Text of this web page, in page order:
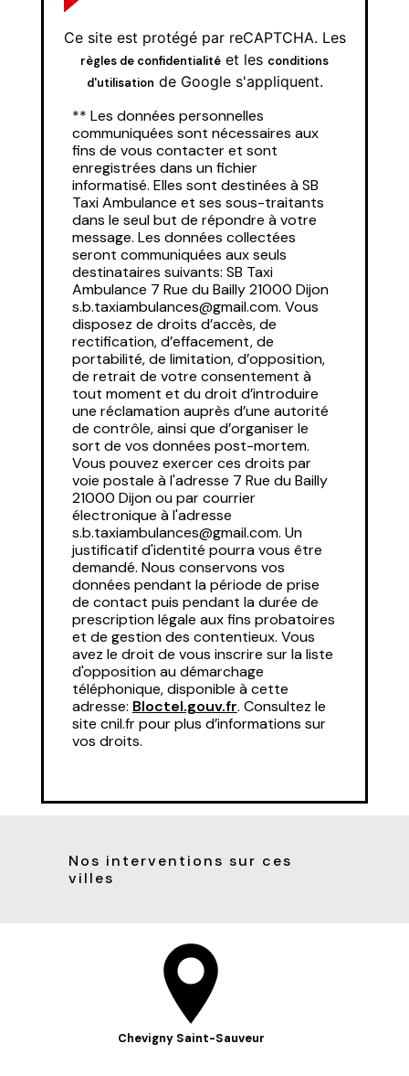
Ce site est protégé par reCAPTCHA. Les
règles de confidentialité et les conditions
d'utilisation de Google s'appliquent.
** Les données personnelles
communiquées sont nécessaires aux
fins de vous contacter et sont
enregistrées dans un fichier
informatisé. Elles sont destinées à SB
Taxi Ambulance et ses sous-traitants
dans le seul but de répondre à votre
message. Les données collectées
seront communiquées aux seuls
destinataires suivants: SB Taxi
Ambulance 7 Rue du Bailly 21000 Dijon
s.b.taxiambulances@gmail.com. Vous
disposez de droits d’accès, de
rectification, d’effacement, de
portabilité, de limitation, d’opposition,
de retrait de votre consentement à
tout moment et du droit d’introduire
une réclamation auprès d’une autorité
de contrôle, ainsi que d’organiser le
sort de vos données post-mortem.
Vous pouvez exercer ces droits par
voie postale à l'adresse 7 Rue du Bailly
21000 Dijon ou par courrier
électronique à l'adresse
s.b.taxiambulances@gmail.com. Un
justificatif d'identité pourra vous être
demandé. Nous conservons vos
données pendant la période de prise
de contact puis pendant la durée de
prescription légale aux fins probatoires
et de gestion des contentieux. Vous
avez le droit de vous inscrire sur la liste
d'opposition au démarchage
téléphonique, disponible à cette
adresse: Bloctel.gouv.fr. Consultez le
site cnil.fr pour plus d’informations sur
vos droits.
Nos interventions sur ces
villes
Chevigny Saint-Sauveur